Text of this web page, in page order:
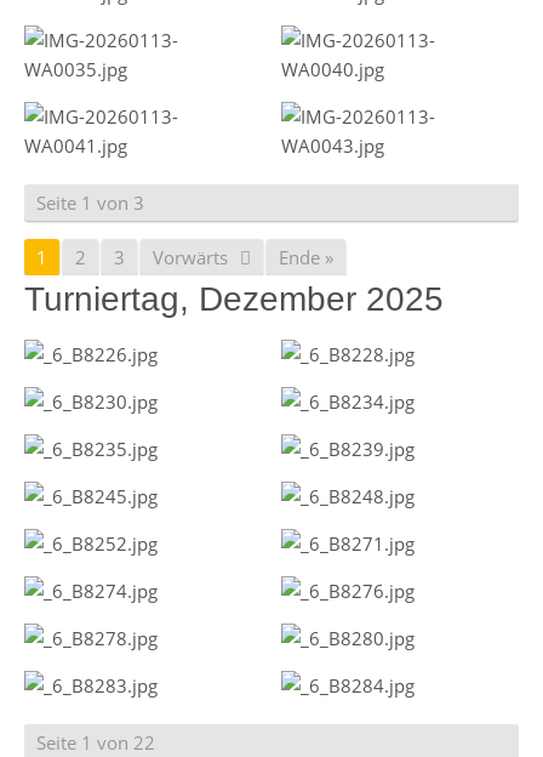
Seite 1 von 3
1 2 3 Vorwärts Ende »
Turniertag, Dezember 2025
Seite 1 von 22